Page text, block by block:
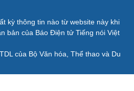
kỳ thông tin nào từ website này khi
bản của Báo Điện tử Tiếng nói Việt
của Bộ Văn hóa, Thể thao và Du